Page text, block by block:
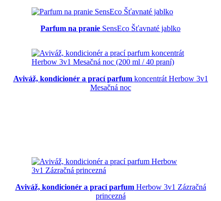
Parfum na pranie SensEco Šťavnaté jablko
Aviváž, kondicionér a prací parfum koncentrát Herbow 3v1
Mesačná noc
Aviváž, kondicionér a prací parfumHerbow 3v1 Zázračná
princezná